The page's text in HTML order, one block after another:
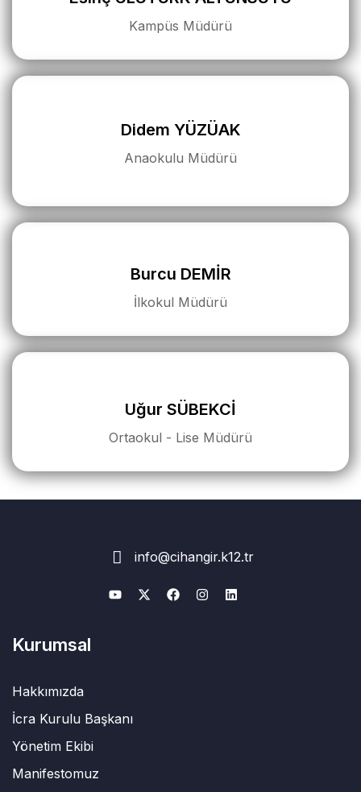
Kampüs Müdürü
Didem YÜZÜAK
Anaokulu Müdürü
Burcu DEMİR
İlkokul Müdürü
Uğur SÜBEKCİ
Ortaokul - Lise Müdürü
info@cihangir.k12.tr
Kurumsal
Hakkımızda
İcra Kurulu Başkanı
Yönetim Ekibi
Manifestomuz